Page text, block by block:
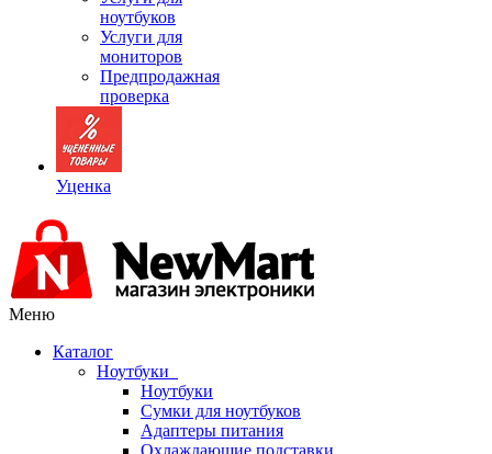
ноутбуков
Услуги для
мониторов
Предпродажная
проверка
Уценка
Меню
Каталог
Ноутбуки
Ноутбуки
Сумки для ноутбуков
Адаптеры питания
Охлаждающие подставки